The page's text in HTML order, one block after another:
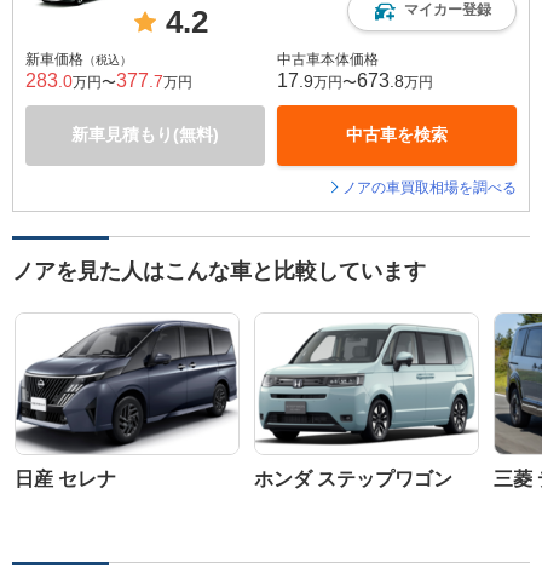
4.2 マイカー登録
新車価格 （税込）
283 .0万円〜377 .7万円
新車見積もり(無料)
中古車本体価格
17 .9万円〜673 .8万円
中古車を検索
ノアの車買取相場を調べる
ノアを見た人はこんな車と比較しています
日産 セレナ ホンダ ステップワゴン 三菱